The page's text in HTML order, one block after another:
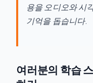
용을 오디오와 시
기억을 돕습니다.
여러분의 학습